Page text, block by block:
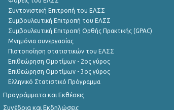
Συντονιστική Επιτροπή του ΕΛΣΣ
Συμβουλευτική Επιτροπή του ΕΛΣΣ
Συμβουλευτική Επιτροπή Ορθής Πρακτικής (GPAC)
Μνημόνια συνεργασίας
Πιστοποίηση στατιστικών του ΕΛΣΣ
Επιθεώρηση Ομοτίμων - 2ος γύρος
Επιθεώρηση Ομοτίμων - 3ος γύρος
Ελληνικό Στατιστικό Πρόγραμμα
Προγράμματα και Εκθέσεις
Συνέδρια και Εκδηλώσεις